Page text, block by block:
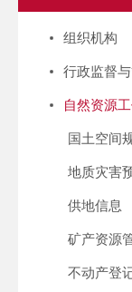
组织机构
行政监督
自然资源
国土空间
地质灾害
供地信息
矿产资源
不动产登